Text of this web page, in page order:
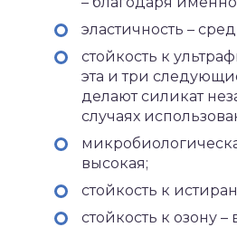
эластичность –
стойкость к
эта и три
делают силикат
случаях
высокая;
стойкость к
стойкость к озону –